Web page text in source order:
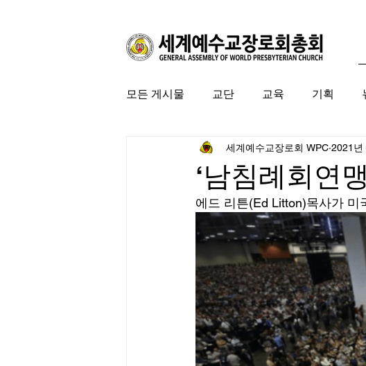
모든 게시물 교단 교육 기획
특집 미국 교계 한
‘남침례회연
세계예수교장로회 WPC 2021년
에드 리튼(Ed Litton)목사가